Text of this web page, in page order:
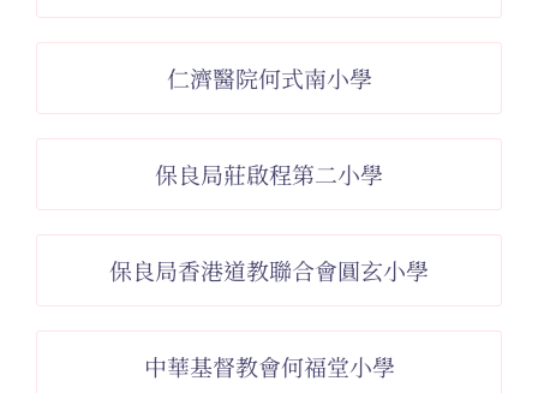
仁濟醫院何式南小學
保良局莊啟程第二小學
保良局香港道教聯合會圓玄小學
中華基督教會何福堂小學